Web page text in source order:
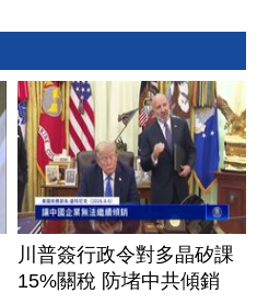
川普簽行政令對多晶矽課
15%關稅 防堵中共傾銷